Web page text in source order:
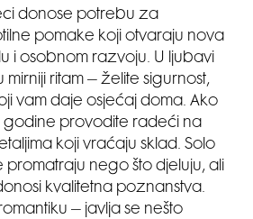
donose potrebu za
pomake koji otvaraju nova
i osobnom razvoju. U ljubavi
mirniji ritam – želite sigurnost,
vam daje osjećaj doma. Ako
godine provodite radeći na
koji vraćaju sklad. Solo
promatraju nego što djeluju, ali
kvalitetna poznanstva.
– javlja se nešto